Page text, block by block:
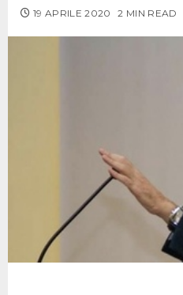
19 APRILE 2020 2 MIN READ